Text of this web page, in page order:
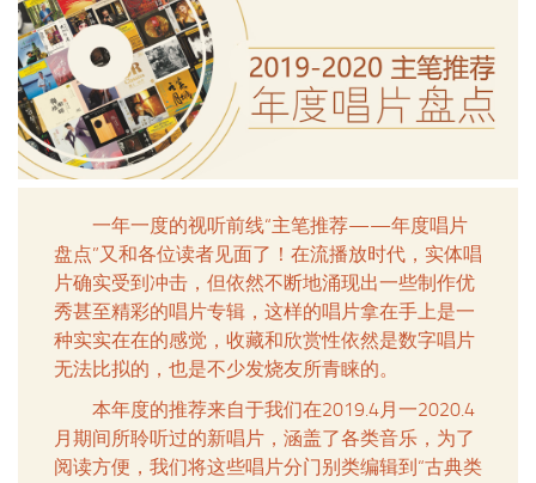
一年一度的视听前线“主笔推荐——年度唱片
盘点”又和各位读者见面了！在流播放时代，实体唱
片确实受到冲击，但依然不断地涌现出一些制作优
秀甚至精彩的唱片专辑，这样的唱片拿在手上是一
种实实在在的感觉，收藏和欣赏性依然是数字唱片
无法比拟的，也是不少发烧友所青睐的。
本年度的推荐来自于我们在2019.4月一2020.4
月期间所聆听过的新唱片，涵盖了各类音乐，为了
阅读方便，我们将这些唱片分门别类编辑到“古典类